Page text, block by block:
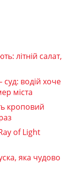
літній салат,
водій хоче
міста
кроповий
of Light
яка чудово